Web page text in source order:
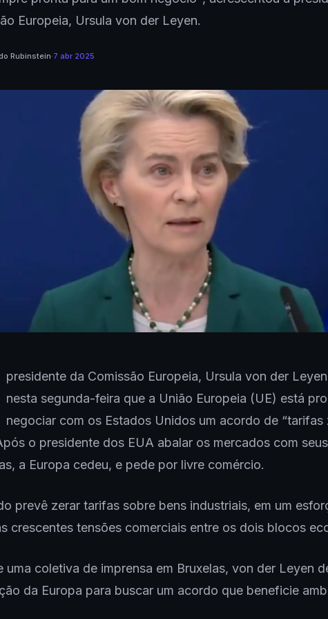
Europeia, Ursula von der Leyen.
Rubinstein·7 abr 2025
presidente da Comissão Europeia, Ursula von der
nesta segunda-feira que a União Europeia (UE) está
negociar com os Estados Unidos um acordo de “tarifas
o presidente dos EUA abalar os mercados com
a Europa cedeu, e pede por livre comércio.
prevê zerar tarifas sobre bens industriais, em um
crescentes tensões comerciais entre os dois blocos
uma coletiva de imprensa em Bruxelas, von der Leyen
da Europa para buscar um acordo que beneficie